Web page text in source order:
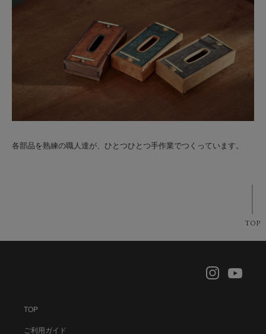
各部品を熟練の職人達が、ひとつひとつ手作業でつくっています。
TOP
TOP
ご利用ガイド